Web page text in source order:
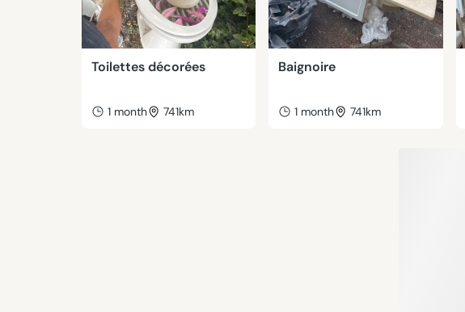
Toilettes décorées
1 month 741km
Baignoire
1 month 741km